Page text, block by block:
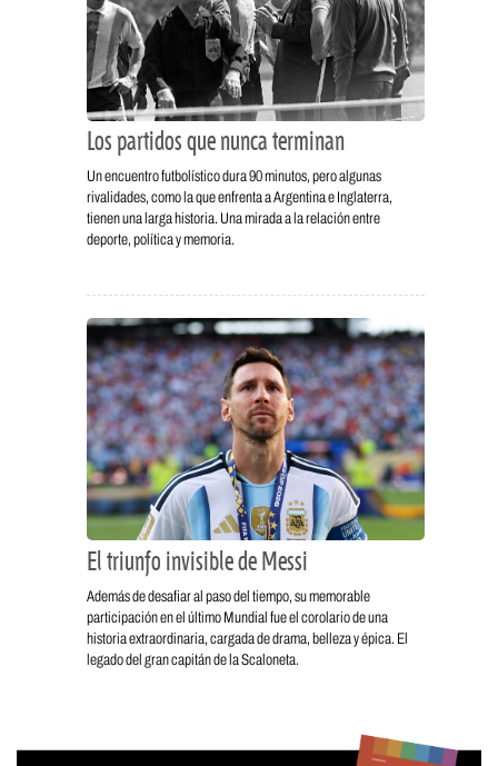
Los partidos que nunca terminan
Un encuentro futbolístico dura 90 minutos, pero algunas
rivalidades, como la que enfrenta a Argentina e Inglaterra,
tienen una larga historia. Una mirada a la relación entre
deporte, política y memoria.
El triunfo invisible de Messi
Además de desafiar al paso del tiempo, su memorable
participación en el último Mundial fue el corolario de una
historia extraordinaria, cargada de drama, belleza y épica. El
legado del gran capitán de la Scaloneta.